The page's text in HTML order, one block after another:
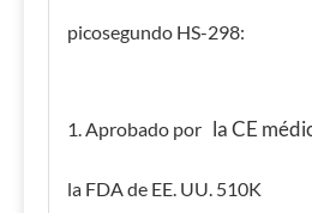
picosegundo HS-298:
1. Aprobado por la CE
la FDA de EE. UU. 510K